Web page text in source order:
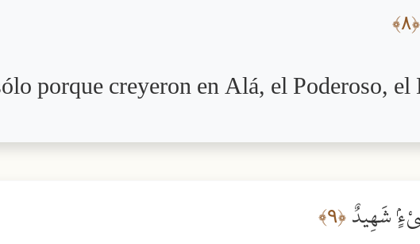
﴿٨﴾
porque creyeron en Alá, el Poderoso,
شَهِيدٌ﴿٩﴾